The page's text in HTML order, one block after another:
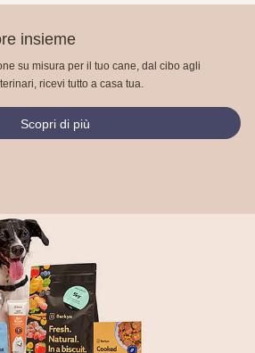
insieme
su misura per il tuo cane, dal cibo agli
ricevi tutto a casa tua.
Scopri di più